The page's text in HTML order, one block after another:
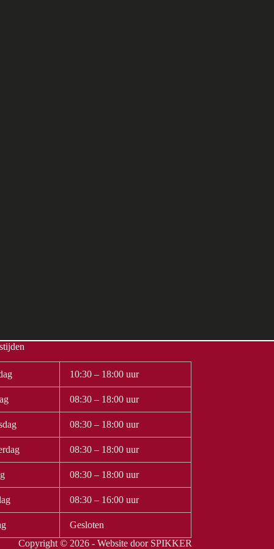
10:30 – 18:00 uur
08:30 – 18:00 uur
08:30 – 18:00 uur
08:30 – 18:00 uur
08:30 – 18:00 uur
08:30 – 16:00 uur
Gesloten
Copyright © 2026 - Website door SPIKKER